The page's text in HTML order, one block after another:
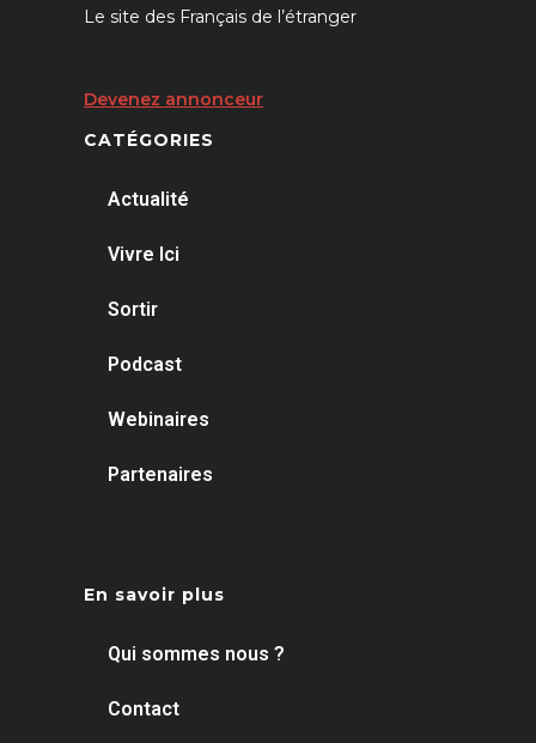
Le site des Français de l’étranger
Devenez annonceur
CATÉGORIES
Actualité
Vivre Ici
Sortir
Podcast
Webinaires
Partenaires
En savoir plus
Qui sommes nous ?
Contact